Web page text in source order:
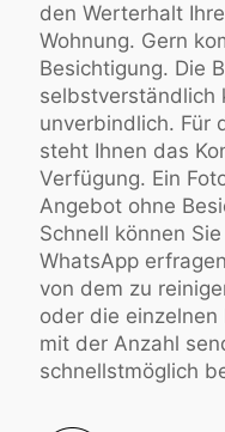
den Werterhalt
Wohnung. Gern
Besichtigung. Die
selbstverständlich
unverbindlich. Für
steht Ihnen das
Verfügung. Ein
Angebot ohne
Schnell können
WhatsApp
von dem zu
oder die
mit der Anzahl
schnellstmöglich